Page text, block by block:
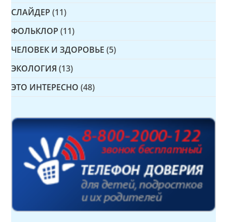
СЛАЙДЕР (11)
ФОЛЬКЛОР (11)
ЧЕЛОВЕК И ЗДОРОВЬЕ (5)
ЭКОЛОГИЯ (13)
ЭТО ИНТЕРЕСНО (48)